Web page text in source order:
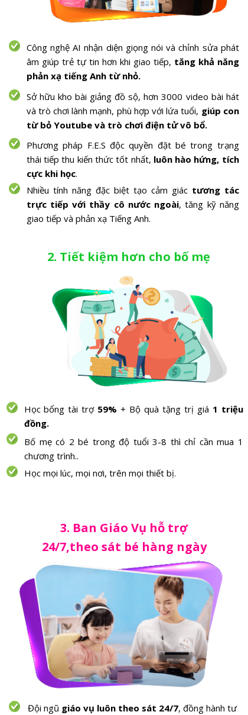
Nhiều tính năng đặc biệt tạo cảm giáctương tác
trực tiếp với thầy cô nước ngoài, tăng kỹ năng
giao tiếp và phản xạ Tiếng Anh.
Phương pháp F.E.S độc quyền đặt bé trong trạng
thái tiếp thu kiến thức tốt nhất, luôn hào hứng, tích
cực khi học.
Sở hữu kho bài giảng đồ sộ, hơn 3000 video bài hát
và trò chơi lành mạnh, phù hợp với lứa tuổi, giúp con
từ bỏ Youtube và trò chơi điện tử vô bổ.
Công nghệ AI nhận diện giọng nói và chỉnh sửa phát
âm giúp trẻ tự tin hơn khi giao tiếp, tăng khả năng
phản xạ tiếng Anh từ nhỏ.
2. Tiết kiệm hơn cho bố mẹ
Học mọi lúc, mọi nơi, trên mọi thiết bị.
Học bổng tài trợ 59% + Bộ quà tặng trị giá 1 triệu
đồng.
Bố mẹ có 2 bé trong độ tuổi 3-8 thì chỉ cần mua 1
chương trình..
3. Ban Giáo Vụ hỗ trợ
24/7,theo sát bé hàng ngày
Đội ngũ giáo vụ luôn theo sát 24/7, đồng hành tư